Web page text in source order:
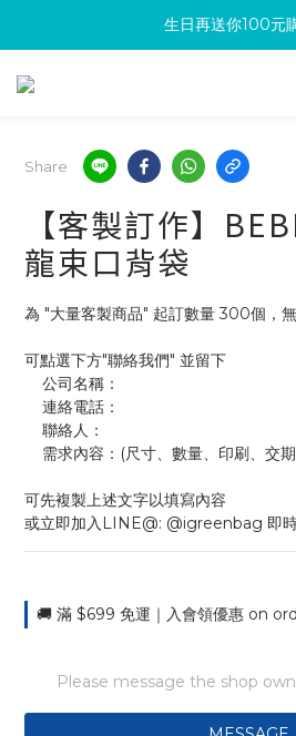
滿300回饋10%
生日再送你100元
加入成為新會員 馬上領
Share
【客製訂作】
龍束口背袋
為 "大量客製商品" 起訂數量 300個，
可點選下方"聯絡我們" 並留下
    公司名稱：
    連絡電話：
    聯絡人：
需求內容：(尺寸、數量、印刷、交
可先複製上述文字以填寫內容
或立即加入LINE@: @igreenbag 即時
🚚 滿 $699 免運｜入會領優惠 on
Please message the shop